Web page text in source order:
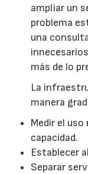
ampliar un
problema
una
más de lo
La
manera
Medir el
capacidad.
Establecer
Separar